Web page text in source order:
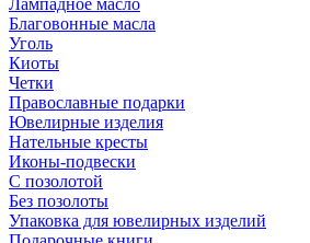
Лампадное масло
Благовонные масла
Уголь
Киоты
Четки
Православные подарки
Ювелирные изделия
Нательные кресты
Иконы-подвески
С позолотой
Без позолоты
Упаковка для ювелирных изделий